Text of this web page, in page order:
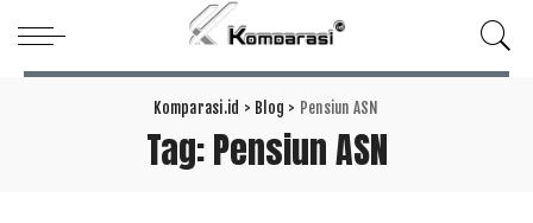
Komparasi.id > Blog > Pensiun ASN
Tag:Pensiun ASN